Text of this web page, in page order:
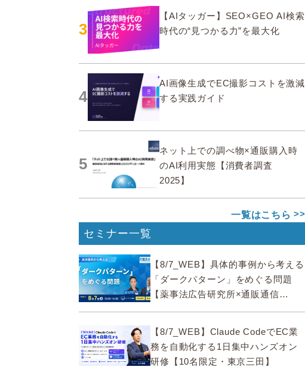
3
【AIタッガー】SEO×GEO AI検索
時代の“見つかる力”を最大化
4
AI画像生成でEC撮影コストを激減
する実践ガイド
5
ネット上での調べ物×通販購入時
のAI利用実態【消費者調査
2025】
一覧はこちら
セミナー一覧
【8/7_WEB】具体的事例から考える
「ダークパターン」をめぐる問題
【薬事法広告研究所×通販通信
【8/7_WEB】Claude CodeでEC業
務を自動化する1日集中ハンズオン
研修【10名限定・東京三田】